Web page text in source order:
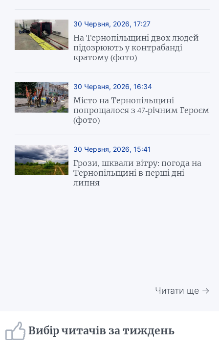
30 Червня, 2026, 17:27
На Тернопільщині двох людей
підозрюють у контрабанді
кратому (фото)
30 Червня, 2026, 16:34
Місто на Тернопільщині
попрощалося з 47-річним Героєм
(фото)
30 Червня, 2026, 15:41
Грози, шквали вітру: погода на
Тернопільщині в перші дні
липня
Читати ще →
Вибір читачів за тиждень